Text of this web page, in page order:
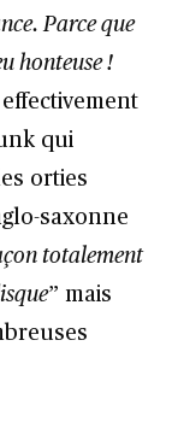
Parce que
honteuse !
qui
orties
saxonne
totalement
” mais